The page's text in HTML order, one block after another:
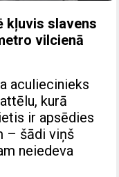
kļuvis slavens
vilcienā
aculiecinieks
kurā
ir apsēdies
– šādi viņš
neiedeva